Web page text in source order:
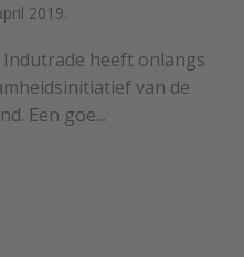
2019.
heeft onlangs
van de
Een goe...